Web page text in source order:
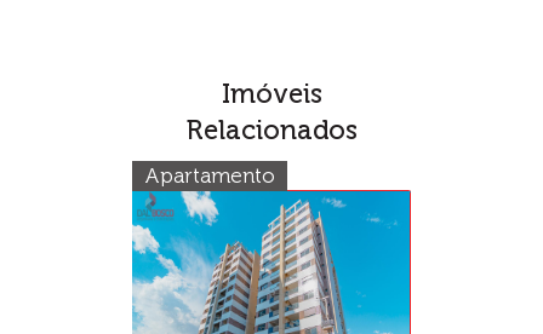
Imóveis
Relacionados
Apartamento